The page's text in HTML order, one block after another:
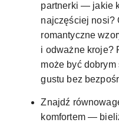
partnerki — jakie
najczęściej nosi?
romantyczne
i odważne kroje?
może być
gustu bez
Znajdź
komfortem —